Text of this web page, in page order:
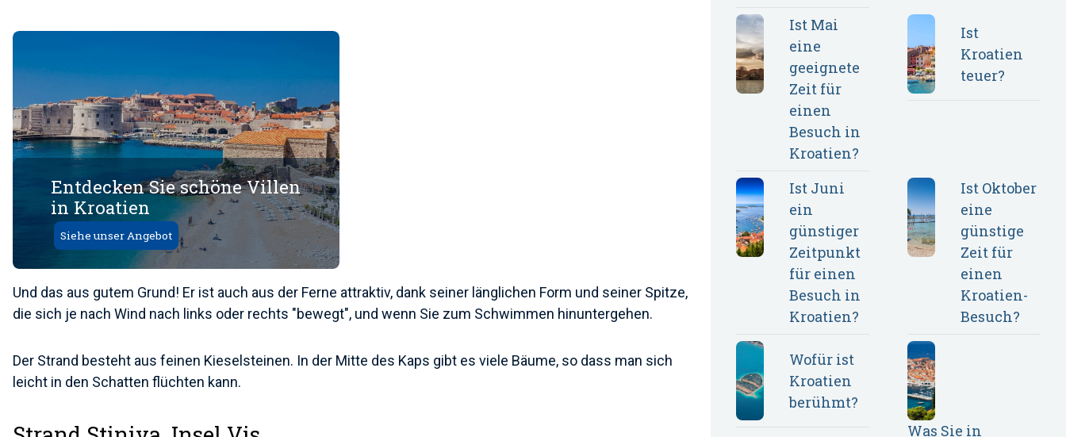
Entdecken Sie schöne Villen
in Kroatien
Siehe unser Angebot
Und das aus gutem Grund! Er ist auch aus der Ferne attraktiv, dank seiner länglichen Form und seiner Spitze,
die sich je nach Wind nach links oder rechts "bewegt", und wenn Sie zum Schwimmen hinuntergehen.
Der Strand besteht aus feinen Kieselsteinen. In der Mitte des Kaps gibt es viele Bäume, so dass man sich
leicht in den Schatten flüchten kann.
Ist Mai
eine
geeignete
Zeit für
einen
Besuch in
Kroatien?
Ist
Kroatien
teuer?
Ist Juni
ein
günstiger
Zeitpunkt
für einen
Besuch in
Kroatien?
Ist Oktober
eine
günstige
Zeit für
einen
Kroatien-
Besuch?
Wofür ist
Kroatien
berühmt?
Was Sie in